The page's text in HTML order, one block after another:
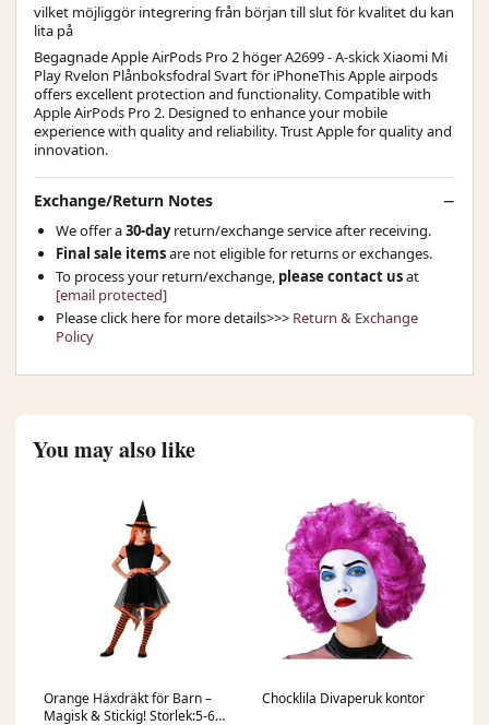
vilket möjliggör integrering från början till slut för kvalitet du kan
lita på
Begagnade Apple AirPods Pro 2 höger A2699 - A-skick Xiaomi Mi
Play Rvelon Plånboksfodral Svart för iPhoneThis Apple airpods
offers excellent protection and functionality. Compatible with
Apple AirPods Pro 2. Designed to enhance your mobile
experience with quality and reliability. Trust Apple for quality and
innovation.
Exchange/Return Notes
We offer a30-dayreturn/exchange service after receiving.
Final sale itemsare not eligible for returns or exchanges.
To process your return/exchange, please contact usat
[email protected]
Please click here for more details>>> Return & Exchange
Policy
You may also like
Orange Häxdräkt för Barn –
Magisk & Stickig! Storlek:5-6
Chocklila Divaperuk kontor